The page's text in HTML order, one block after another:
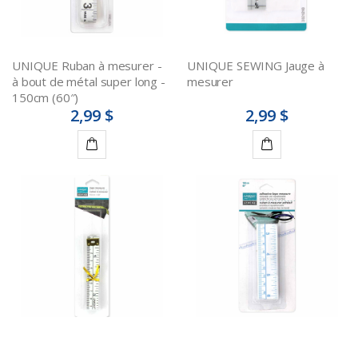
UNIQUE Ruban à mesurer -
à bout de métal super long -
150cm (60″)
2,99 $
au
panier
UNIQUE SEWING Jauge à
mesurer
2,99 $
au
panier